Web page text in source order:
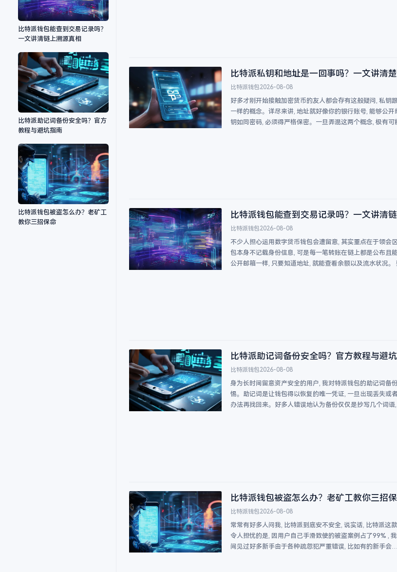
比特派钱包能查到交易记录吗？
一文讲清链上溯源真相
比特派助记词备份安全吗？官方
教程与避坑指南
比特派钱包被盗怎么办？老矿工
教你三招保命
比特派私钥和地址是一回事吗？一文讲清楚
比特派钱包2026-08-08
好多才刚开始接触加密货币的友人都会存有这般疑问, 私钥
一样的概念。详尽来讲, 地址就好像你的银行账号, 能够公
钥如同密码, 必须得严格保密。一旦弄混这两个概念, 极有可
比特派钱包能查到交易记录吗？一文讲清
比特派钱包2026-08-08
不少人担心运用数字货币钱包会遭留意, 其实重点在于领会
包本身不记载身份信息, 可是每一笔转账在链上都是公布且
公开邮箱一样, 只要知道地址, 就能查看余额以及流水状况。
比特派助记词备份安全吗？官方教程与避
比特派钱包2026-08-08
身为长时间留意资产安全的用户, 我对特派钱包的助记词备
惕。助记词是让钱包得以恢复的唯一凭证, 一旦出现丢失或
办法再找回来。好多人错误地认为备份仅仅是抄写几个词
比特派钱包被盗怎么办？老矿工教你三招
比特派钱包2026-08-08
常常有好多人问我, 比特派到底安不安全, 说实话, 比特派这
令人担忧的是, 因用户自己手滑致使的被盗案例占了99% ,
间见过好多新手由于各种疏忽犯严重错误, 比如有的新手会…